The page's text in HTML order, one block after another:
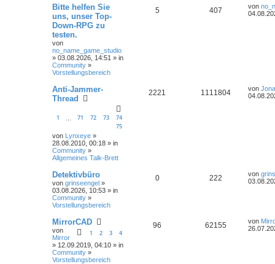
Bitte helfen Sie
uns, unser Top-
Down-RPG zu
testen.
von
no_name_game_studio
» 03.08.2026, 14:51 » in
Community »
Vorstellungsbereich
5 407 von
Anti-Jammer-
Thread
1 71 72 73
74
75
von Lynxeye »
28.08.2010, 00:18 » in
Community »
Allgemeines Talk-Brett
2221 1111804 von
Detektivbüro
von grinseengel »
03.08.2026, 10:53 » in
Community »
Vorstellungsbereich
0 222 von
MirrorCAD
1 2 3 4
von
Mirror
» 12.09.2019, 04:10 » in
Community »
Vorstellungsbereich
96 62155 von